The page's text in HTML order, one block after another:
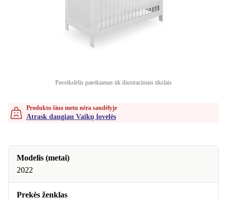
Paveikslėlis pateikiamas tik iliustraciniais tikslais
Produkto šiuo metu nėra sandėlyje
Atrask daugiau Vaikų lovelės
Modelis (metai)
2022
Prekės ženklas